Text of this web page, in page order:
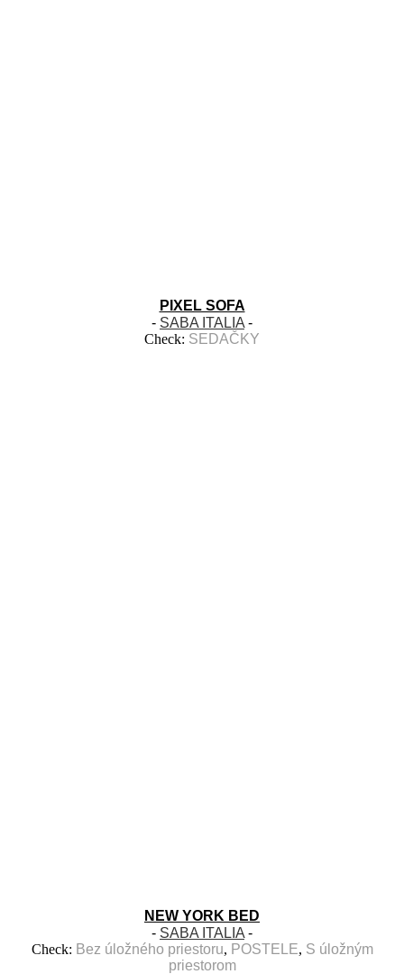
PIXEL SOFA
- SABA ITALIA -
Check: SEDAČKY
NEW YORK BED
- SABA ITALIA -
Check: Bez úložného priestoru, POSTELE, S úložným
priestorom